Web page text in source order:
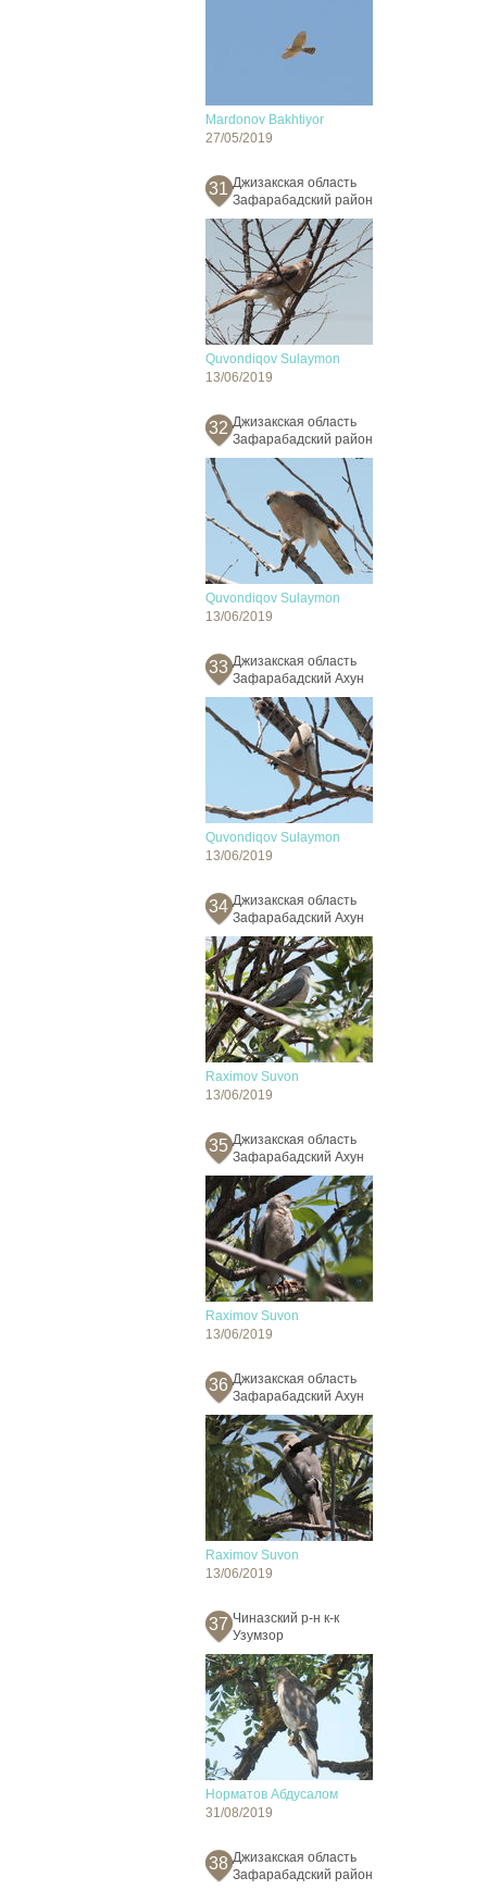
Mardonov Bakhtiyor
27/05/2019
31 Джизакская область
Зафарабадский район
Quvondiqov Sulaymon
13/06/2019
32 Джизакская область
Зафарабадский район
Quvondiqov Sulaymon
13/06/2019
33 Джизакская область
Зафарабадский Ахун
Quvondiqov Sulaymon
13/06/2019
34 Джизакская область
Зафарабадский Ахун
Raximov Suvon
13/06/2019
35 Джизакская область
Зафарабадский Ахун
Raximov Suvon
13/06/2019
36 Джизакская область
Зафарабадский Ахун
Raximov Suvon
13/06/2019
37 Чиназский р-н к-к
Узумзор
Норматов Абдусалом
31/08/2019
38 Джизакская область
Зафарабадский район